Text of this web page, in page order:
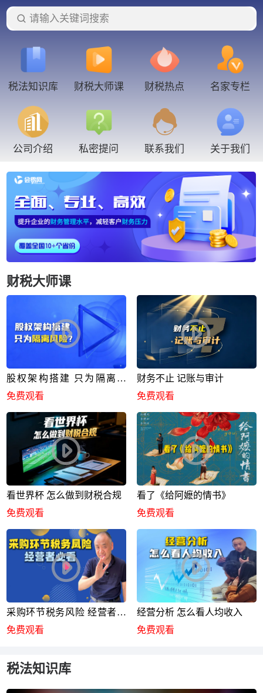
请输入关键词搜索
税法知识库 财税大师课 财税热点 名家专栏
公司介绍 私密提问 联系我们 关于我们
财税大师课
股权架构搭建 只为隔离风
险？
免费观看
财务不止 记账与审计
免费观看
看世界杯 怎么做到财税合规
免费观看
看了《给阿嬷的情书》
免费观看
采购环节税务风险 经营者必
看
免费观看
经营分析 怎么看人均收入
免费观看
税法知识库